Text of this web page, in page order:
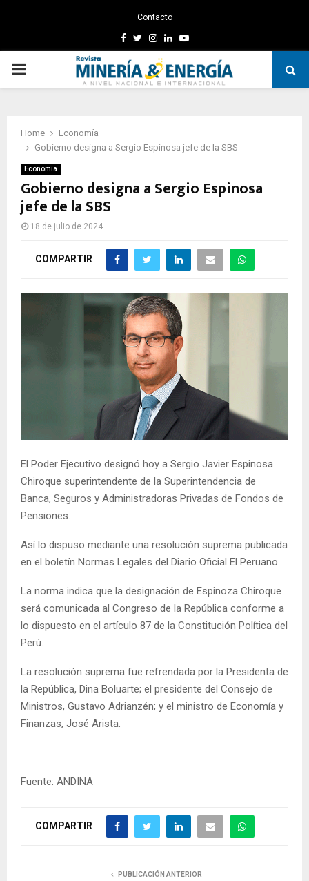
Contacto
Facebook
TwitterInstagram
LinkedinYoutube
PRIMARY
Home
Economía
Gobierno designa a Sergio Espinosa jefe de la SBS
Economía
Gobierno designa a Sergio Espinosa
jefe de la SBS
18 de julio de 2024
COMPARTIR
El Poder Ejecutivo designó hoy a Sergio Javier Espinosa
Chiroque superintendente de la Superintendencia de
Banca, Seguros y Administradoras Privadas de Fondos de
Pensiones.
Así lo dispuso mediante una resolución suprema publicada
en el boletín Normas Legales del Diario Oficial El Peruano.
La norma indica que la designación de Espinoza Chiroque
será comunicada al Congreso de la República conforme a
lo dispuesto en el artículo 87 de la Constitución Política del
Perú.
La resolución suprema fue refrendada por la Presidenta de
la República, Dina Boluarte; el presidente del Consejo de
Ministros, Gustavo Adrianzén; y el ministro de Economía y
Finanzas, José Arista.
Fuente: ANDINA
COMPARTIR
PUBLICACIÓN ANTERIOR